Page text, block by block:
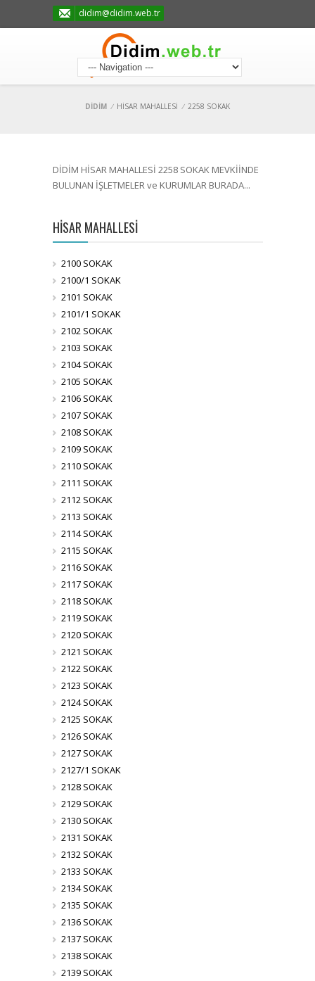
didim@didim.web.tr
DİDİM / HİSAR MAHALLESİ / 2258 SOKAK
DİDİM HİSAR MAHALLESİ 2258 SOKAK MEVKİİNDE
BULUNAN İŞLETMELER ve KURUMLAR BURADA...
HİSAR MAHALLESİ
2100 SOKAK
2100/1 SOKAK
2101 SOKAK
2101/1 SOKAK
2102 SOKAK
2103 SOKAK
2104 SOKAK
2105 SOKAK
2106 SOKAK
2107 SOKAK
2108 SOKAK
2109 SOKAK
2110 SOKAK
2111 SOKAK
2112 SOKAK
2113 SOKAK
2114 SOKAK
2115 SOKAK
2116 SOKAK
2117 SOKAK
2118 SOKAK
2119 SOKAK
2120 SOKAK
2121 SOKAK
2122 SOKAK
2123 SOKAK
2124 SOKAK
2125 SOKAK
2126 SOKAK
2127 SOKAK
2127/1 SOKAK
2128 SOKAK
2129 SOKAK
2130 SOKAK
2131 SOKAK
2132 SOKAK
2133 SOKAK
2134 SOKAK
2135 SOKAK
2136 SOKAK
2137 SOKAK
2138 SOKAK
2139 SOKAK